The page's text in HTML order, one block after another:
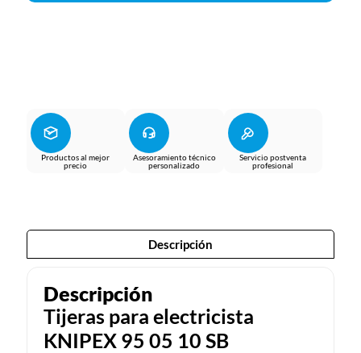
Productos al mejor
precio
Asesoramiento técnico
personalizado
Servicio postventa
profesional
Descripción
Descripción
Tijeras para electricista
KNIPEX 95 05 10 SB